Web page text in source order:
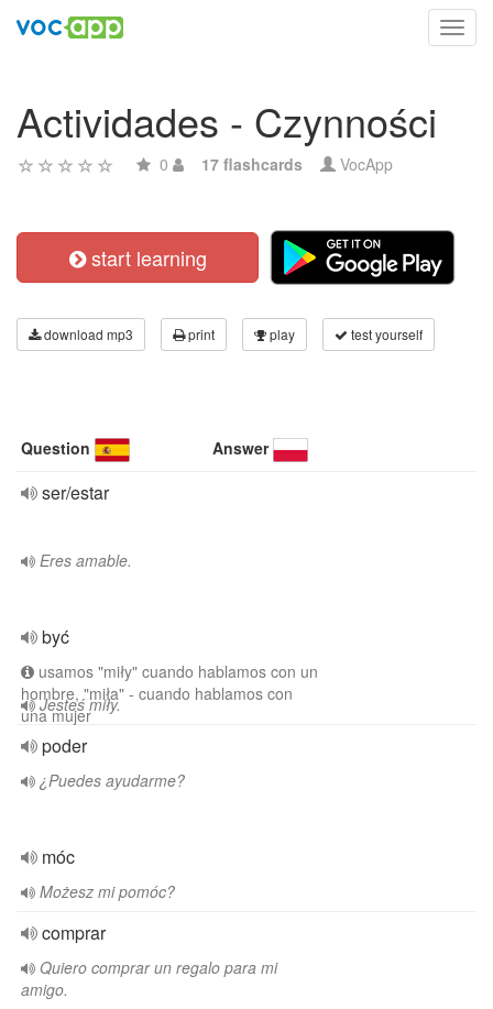
Actividades - Czynności
0 17 flashcards VocApp
start learning
download mp3 print play test yourself
Question Answer
ser/estar
Eres amable.
być
usamos "miły" cuando hablamos con un
hombre, "miła" - cuando hablamos con
una mujer
Jesteś miły.
poder
¿Puedes ayudarme?
móc
Możesz mi pomóc?
comprar
Quiero comprar un regalo para mi
amigo.